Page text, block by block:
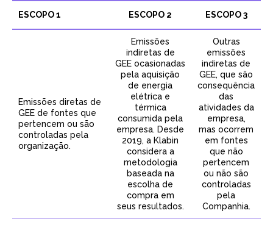
ESCOPO 1 ESCOPO 2 ESCOPO 3
Emissões diretas de
GEE de fontes que
pertencem ou são
controladas pela
organização.
Emissões
indiretas de
GEE ocasionadas
pela aquisição
de energia
elétrica e
térmica
consumida pela
empresa. Desde
2019, a Klabin
considera a
metodologia
baseada na
escolha de
compra em
seus resultados.
Outras
emissões
indiretas de
GEE, que são
consequência
das
atividades da
empresa,
mas ocorrem
em fontes
que não
pertencem
ou não são
controladas
pela
Companhia.